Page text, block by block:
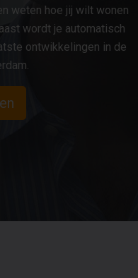
weten hoe jij wilt wonen
wordt je automatisch
ontwikkelingen in de